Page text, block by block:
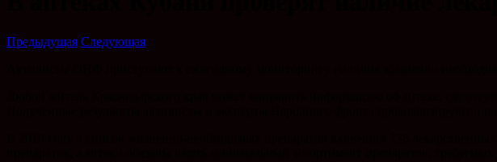
Предыдущая Следующая